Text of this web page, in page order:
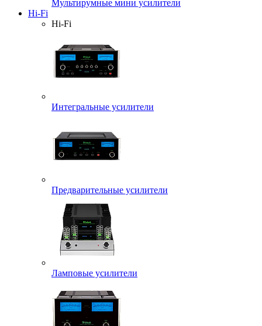
Мультирумные мини усилители
Hi-Fi
Hi-Fi
Интегральные усилители
Предварительные усилители
Ламповые усилители